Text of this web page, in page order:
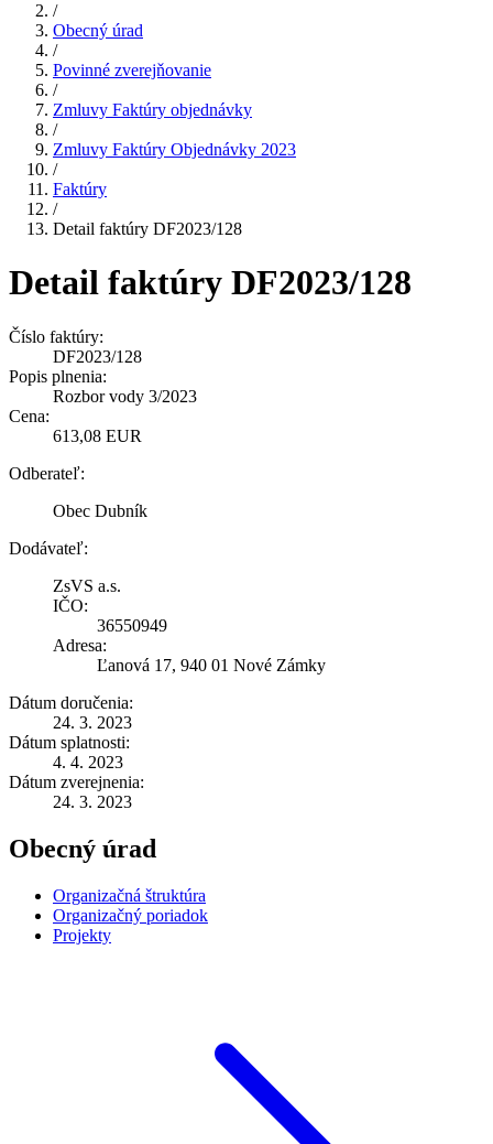
/
Obecný úrad
/
Povinné zverejňovanie
/
Zmluvy Faktúry objednávky
/
Zmluvy Faktúry Objednávky 2023
/
Faktúry
/
Detail faktúry DF2023/128
Detail faktúry DF2023/128
Číslo faktúry:
DF2023/128
Popis plnenia:
Rozbor vody 3/2023
Cena:
613,08 EUR
Odberateľ:
Obec Dubník
Dodávateľ:
ZsVS a.s.
IČO:
36550949
Adresa:
Ľanová 17, 940 01 Nové Zámky
Dátum doručenia:
24. 3. 2023
Dátum splatnosti:
4. 4. 2023
Dátum zverejnenia:
24. 3. 2023
Obecný úrad
Organizačná štruktúra
Organizačný poriadok
Projekty